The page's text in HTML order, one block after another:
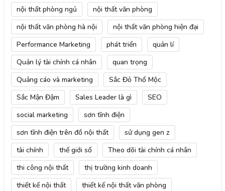
nội thất phòng ngủ
nội thất văn phòng
nội thất văn phòng hà nội
nội thất văn phòng hiện đại
Performance Marketing
phát triển
quản lí
Quản lý tài chính cá nhân
quan trọng
Quảng cáo và marketing
Sắc Đỏ Thổ Mộc
Sắc Mận Đậm
Sales Leader là gì
SEO
social marketing
sơn tĩnh điện
sơn tĩnh điện trên đồ nội thất
sử dụng gen z
tài chính
thế giới số
Theo dõi tài chính cá nhân
thi công nội thất
thị trường kinh doanh
thiết kế nội thất
thiết kế nội thất văn phòng